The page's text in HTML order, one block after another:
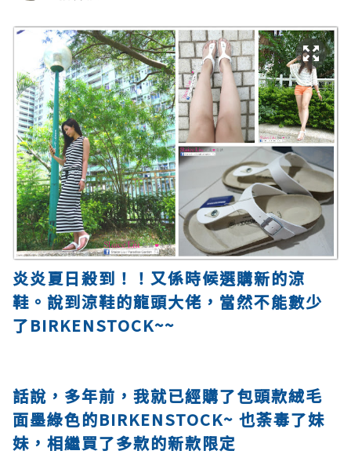
炎炎夏日殺到！！又係時候選購新的涼
鞋。說到涼鞋的龍頭大佬，當然不能數少
了BIRKENSTOCK~~
話說，多年前，我就已經購了包頭款絨毛
面墨綠色的BIRKENSTOCK~ 也荼毒了妹
妹，相繼買了多款的新款限定